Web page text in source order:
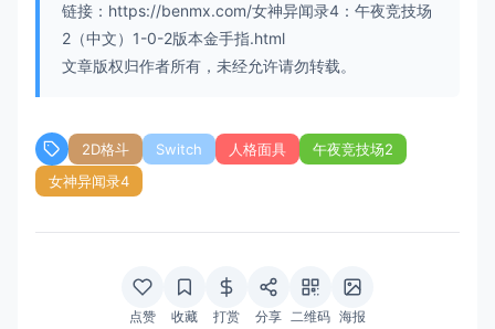
链接：https://benmx.com/女神异闻录4：午夜竞技场
2（中文）1-0-2版本金手指.html
文章版权归作者所有，未经允许请勿转载。
2D格斗 Switch 人格面具
午夜竞技场2
女神异闻录4
点赞 收藏 打赏 分享 二维码 海报